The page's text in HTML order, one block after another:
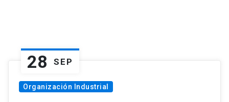
28 SEP
Organización Industrial